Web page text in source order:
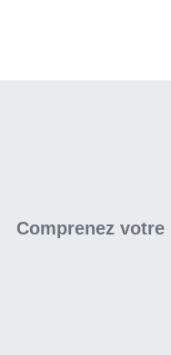
Comprenez